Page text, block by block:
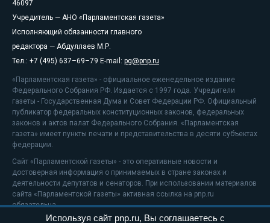
46097
Учредитель — АНО «Парламентская газета»
Исполняющий обязанности главного
редактора — Абдуллаев М.Р.
Тел.: +7 (495) 637–69–79 E-mail: pg@pnp.ru
«Парламентская газета» - официальное еженедельное издание
Федерального Собрания РФ. Издается с 1997 года. Учредители
газеты - Государственная Дума и Совет Федерации РФ. Официальный
публикатор федеральных конституционных законов, федеральных
законов и актов палат Федерального Собрания. «Парламентская
газета» имеет пункты печати и представительства в десяти субъектах
федерации.
Сайт «Парламентской газеты» - это оперативные новости и
достоверная информация о принимаемых в стране законах и
деятельности депутатов и сенаторов. При использовании материалов
сайта «Парламентской газеты» активная ссылка на pnp.ru
обязательна.
Используя сайт pnp.ru, Вы соглашаетесь с